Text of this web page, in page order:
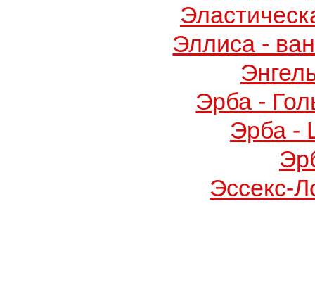
Эллиса -
Эрба -
Эрба -
Эссекс-